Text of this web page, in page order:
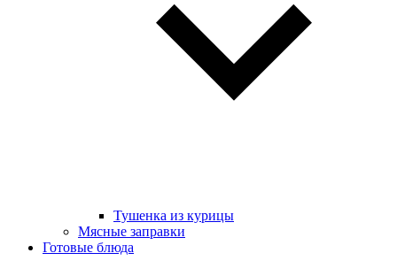
Тушенка из курицы
Мясные заправки
Готовые блюда